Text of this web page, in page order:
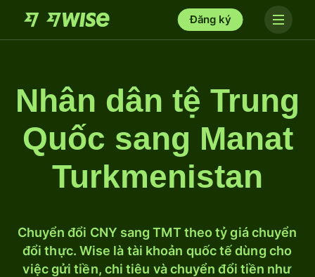
Đăng ký
Nhân dân tệ Trung
Quốc sang Manat
Turkmenistan
Chuyển đổi CNY sang TMT theo tỷ giá chuyển
đổi thực. Wise là tài khoản quốc tế dùng cho
việc gửi tiền, chi tiêu và chuyển đổi tiền như